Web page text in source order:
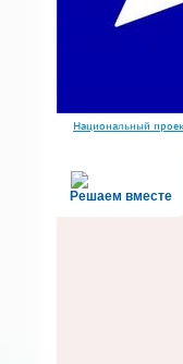
Национальный
Решаем вместе